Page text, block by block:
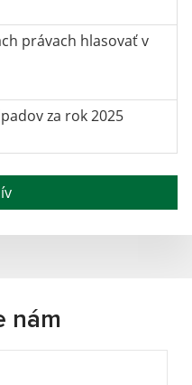
právach hlasovať v
za rok 2025
nám